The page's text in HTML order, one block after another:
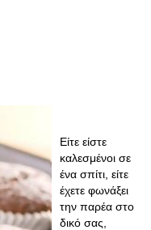
Είτε είστε
καλεσμένοι σε
ένα σπίτι, είτε
έχετε φωνάξει
την παρέα στο
δικό σας,